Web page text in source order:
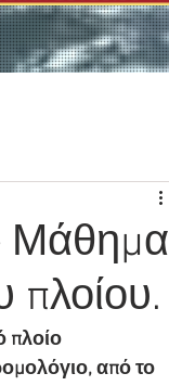
Μάθημα
πλοίου.
πλοίο
από το